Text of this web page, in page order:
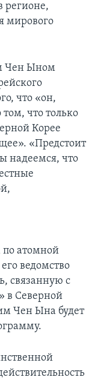
регионе,
мирового
Чен Ыном
что «он,
что только
Корее
«Предстоит
надеемся, что
по атомной
ведомство
связанную с
в Северной
Чен Ына будет